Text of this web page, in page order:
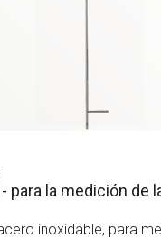
para la medición de
inoxidable, para